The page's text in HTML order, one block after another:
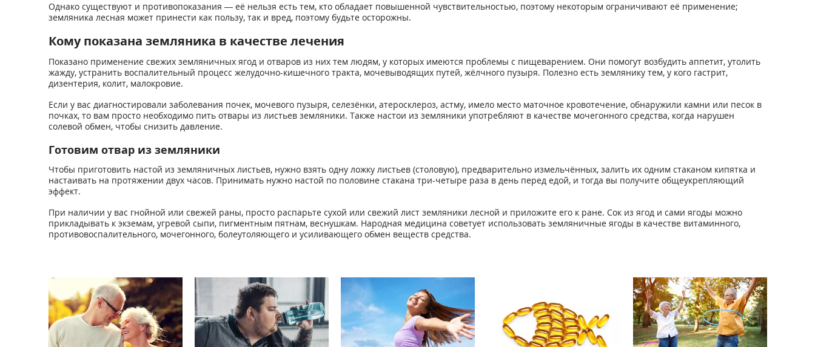
Однако существуют и противопоказания — её нельзя есть тем, кто обладает повышенной чувствительностью, поэтому некоторым ограничивают её применение;
земляника лесная может принести как пользу, так и вред, поэтому будьте осторожны.
Кому показана земляника в качестве лечения
Показано применение свежих земляничных ягод и отваров из них тем людям, у которых имеются проблемы с пищеварением. Они помогут возбудить аппетит, утолить
жажду, устранить воспалительный процесс желудочно-кишечного тракта, мочевыводящих путей, жёлчного пузыря. Полезно есть землянику тем, у кого гастрит,
дизентерия, колит, малокровие.
Если у вас диагностировали заболевания почек, мочевого пузыря, селезёнки, атеросклероз, астму, имело место маточное кровотечение, обнаружили камни или песок в
почках, то вам просто необходимо пить отвары из листьев земляники. Также настои из земляники употребляют в качестве мочегонного средства, когда нарушен
солевой обмен, чтобы снизить давление.
Готовим отвар из земляники
Чтобы приготовить настой из земляничных листьев, нужно взять одну ложку листьев (столовую), предварительно измельчённых, залить их одним стаканом кипятка и
настаивать на протяжении двух часов. Принимать нужно настой по половине стакана три-четыре раза в день перед едой, и тогда вы получите общеукрепляющий
эффект.
При наличии у вас гнойной или свежей раны, просто распарьте сухой или свежий лист земляники лесной и приложите его к ране. Сок из ягод и сами ягоды можно
прикладывать к экземам, угревой сыпи, пигментным пятнам, веснушкам. Народная медицина советует использовать земляничные ягоды в качестве витаминного,
противовоспалительного, мочегонного, болеутоляющего и усиливающего обмен веществ средства.